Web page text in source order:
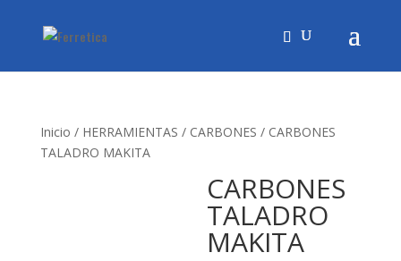
Inicio / HERRAMIENTAS / CARBONES / CARBONES
TALADRO MAKITA
CARBONES
TALADRO
MAKITA